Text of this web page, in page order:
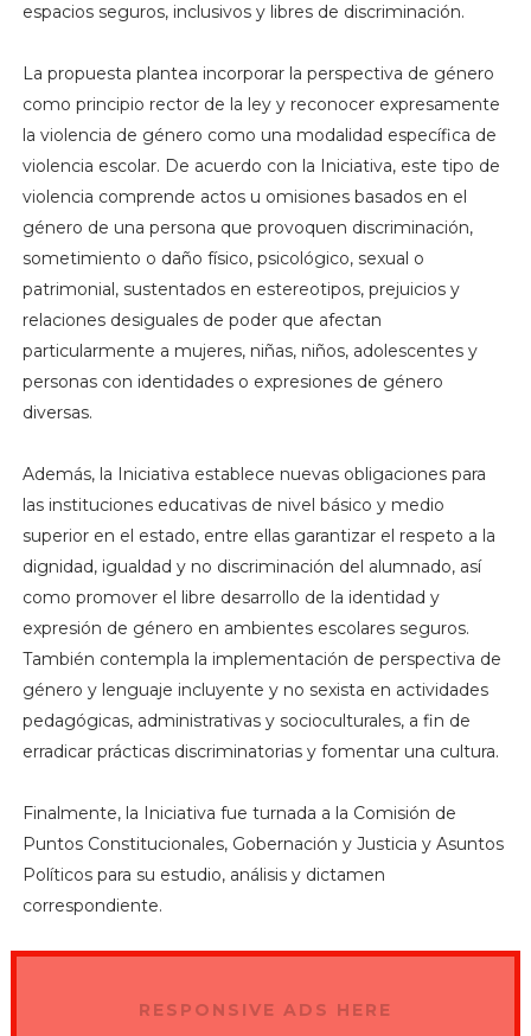
espacios seguros, inclusivos y libres de discriminación.
La propuesta plantea incorporar la perspectiva de género
como principio rector de la ley y reconocer expresamente
la violencia de género como una modalidad específica de
violencia escolar. De acuerdo con la Iniciativa, este tipo de
violencia comprende actos u omisiones basados en el
género de una persona que provoquen discriminación,
sometimiento o daño físico, psicológico, sexual o
patrimonial, sustentados en estereotipos, prejuicios y
relaciones desiguales de poder que afectan
particularmente a mujeres, niñas, niños, adolescentes y
personas con identidades o expresiones de género
diversas.
Además, la Iniciativa establece nuevas obligaciones para
las instituciones educativas de nivel básico y medio
superior en el estado, entre ellas garantizar el respeto a la
dignidad, igualdad y no discriminación del alumnado, así
como promover el libre desarrollo de la identidad y
expresión de género en ambientes escolares seguros.
También contempla la implementación de perspectiva de
género y lenguaje incluyente y no sexista en actividades
pedagógicas, administrativas y socioculturales, a fin de
erradicar prácticas discriminatorias y fomentar una cultura.
Finalmente, la Iniciativa fue turnada a la Comisión de
Puntos Constitucionales, Gobernación y Justicia y Asuntos
Políticos para su estudio, análisis y dictamen
correspondiente.
RESPONSIVE ADS HERE